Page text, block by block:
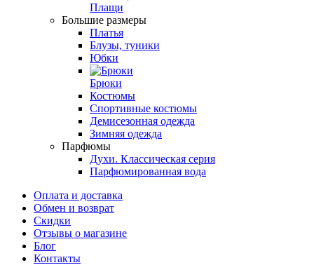
Плащи
Большие размеры
Платья
Блузы, туники
Юбки
Брюки
Костюмы
Спортивные костюмы
Демисезонная одежда
Зимняя одежда
Парфюмы
Духи. Классическая серия
Парфюмированная вода
Оплата и доставка
Обмен и возврат
Скидки
Отзывы о магазине
Блог
Контакты